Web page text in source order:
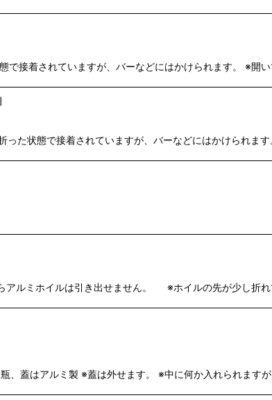
接着されていますが、バーなどにはかけられます。 ※開
た状態で接着されていますが、バーなどにはかけられま
ルミホイルは引き出せません。 ※ホイルの先が少し折
ルミ製 ※蓋は外せます。 ※中に何か入れられますが、